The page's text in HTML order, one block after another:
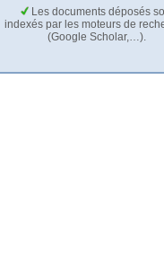
Les documents déposés
indexés par les moteurs de
(Google Scholar,…).